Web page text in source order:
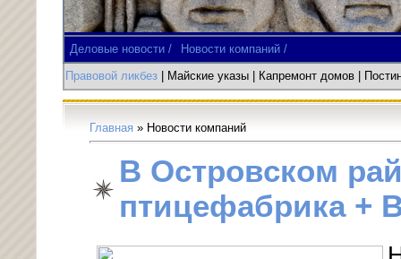
Деловые новости /
Новости компаний /
Правовой ликбез
| Майские указы Капремонт домов |
Главная » Новости компаний
В Островском
птицефабрика +